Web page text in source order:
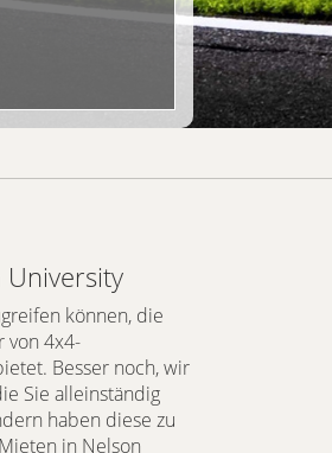
University
können, die
von 4x4-
Besser noch, wir
Sie alleinständig
haben diese zu
in Nelson